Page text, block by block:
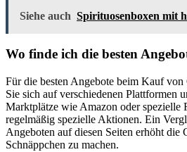
Siehe auch Spirituosenboxen mit
Wo finde ich die besten
Für die besten Angebote beim Kauf
Sie sich auf verschiedenen Plattformen
Marktplätze wie Amazon oder spezielle
regelmäßig spezielle Aktionen. Ein
Angeboten auf diesen Seiten erhöht die
Schnäppchen zu machen.